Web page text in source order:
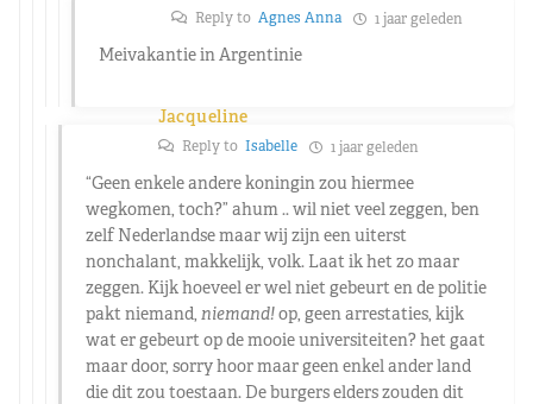
Reply to Agnes Anna 1 jaar geleden
Meivakantie in Argentinie
Jacqueline
Reply to Isabelle 1 jaar geleden
“Geen enkele andere koningin zou hiermee
wegkomen, toch?” ahum .. wil niet veel zeggen, ben
zelf Nederlandse maar wij zijn een uiterst
nonchalant, makkelijk, volk. Laat ik het zo maar
zeggen. Kijk hoeveel er wel niet gebeurt en de politie
pakt niemand, niemand!op, geen arrestaties, kijk
wat er gebeurt op de mooie universiteiten? het gaat
maar door, sorry hoor maar geen enkel ander land
die dit zou toestaan. De burgers elders zouden dit